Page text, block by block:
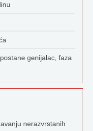
genijalac, faza
nerazvrstanih